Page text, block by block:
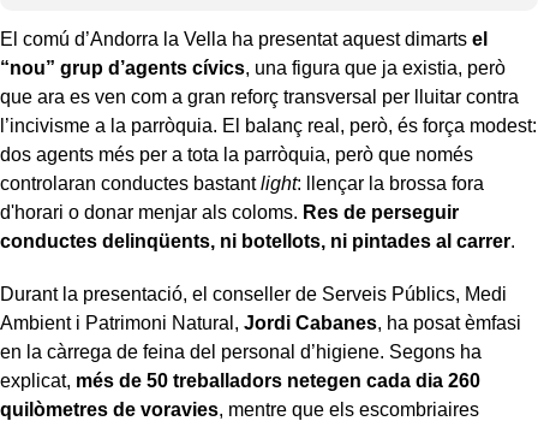
El comú d’Andorra la Vella ha presentat aquest dimarts el
“nou” grup d’agents cívics, una figura que ja existia, però
que ara es ven com a gran reforç transversal per lluitar contra
l’incivisme a la parròquia. El balanç real, però, és força modest:
dos agents més per a tota la parròquia, però que només
controlaran conductes bastantlight: llençar la brossa fora
d'horari o donar menjar als coloms. Res de perseguir
conductes delinqüents, ni botellots, ni pintades al carrer.
Durant la presentació, el conseller de Serveis Públics, Medi
Ambient i Patrimoni Natural, Jordi Cabanes, ha posat èmfasi
en la càrrega de feina del personal d’higiene. Segons ha
explicat, més de 50 treballadors netegen cada dia 260
quilòmetres de voravies, mentre que els escombriaires